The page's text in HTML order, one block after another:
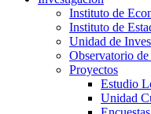
Instituto de
Instituto de
Unidad de
Observatorio
Proyectos
Estudio
Unidad